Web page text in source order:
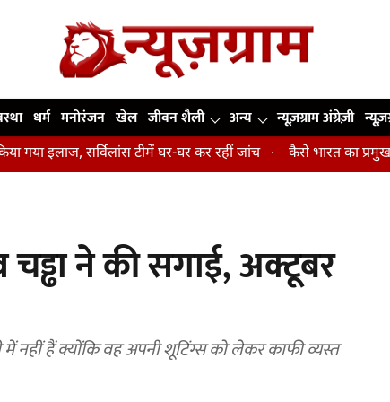
धर्म मनोरंजन खेल जीवन शैली अन्य न्यूज़ग्राम अंग्रेज़ी
सर्विलांस टीमें घर-घर कर रहीं जांच कैसे भारत का प्रमुख हाई-
चड्ढा ने की सगाई, अक्टूबर
में नहीं हैं क्योंकि वह अपनी शूटिंग्स को लेकर काफी व्यस्त